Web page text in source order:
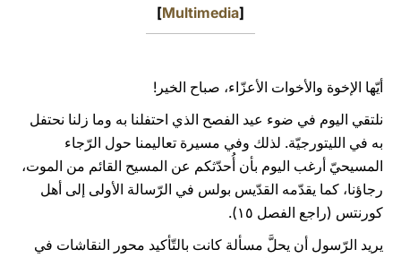
[
Multimedia
]
أيّها الإخوة والأخوات الأعزّاء، صباح الخير!
نلتقي اليوم في ضوء عيد الفصح الذي احتفلنا به وما زلنا نحتفل
به في الليتورجيّة. لذلك وفي مسيرة تعاليمنا حول الرّجاء
المسيحيّ أرغب اليوم بأن أُحدّثكم عن المسيح القائم من الموت،
رجاؤنا، كما يقدّمه القدّيس بولس في الرّسالة الأولى إلى أهل
كورنتس (راجع الفصل ۱٥).
يريد الرّسول أن يحلَّ مسألة كانت بالتّأكيد محور النقاشات في